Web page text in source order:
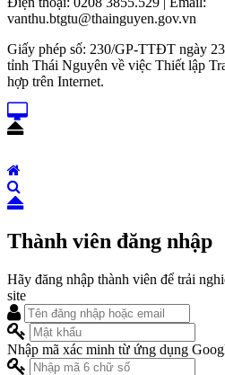
vanthu.btgtu@thainguyen.gov.vn
Giấy phép số: 230/GP-TTĐT ngày
tỉnh Thái Nguyên về việc Thiết lập
hợp trên Internet.
Thành viên đăng nhập
Hãy đăng nhập thành viên để trải
site
Nhập mã xác minh từ ứng dụng